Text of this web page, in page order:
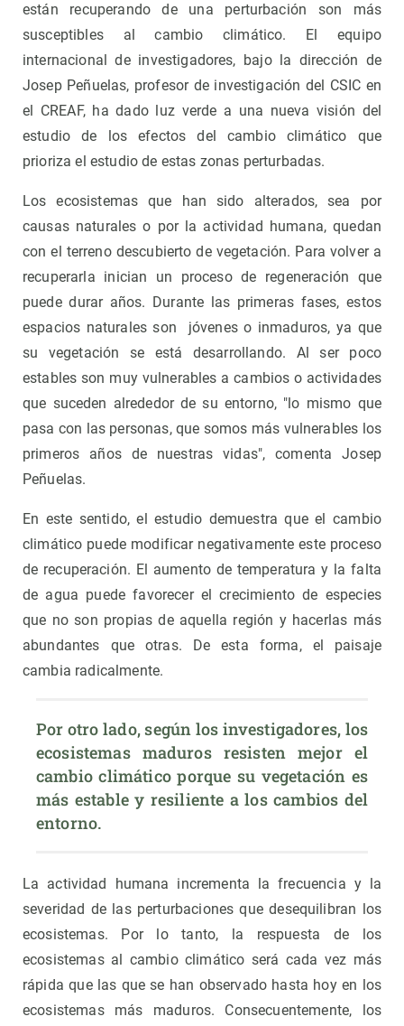
están recuperando de una perturbación son más
susceptibles al cambio climático. El equipo
internacional de investigadores, bajo la dirección de
Josep Peñuelas, profesor de investigación del CSIC en
el CREAF, ha dado luz verde a una nueva visión del
estudio de los efectos del cambio climático que
prioriza el estudio de estas zonas perturbadas.
Los ecosistemas que han sido alterados, sea por
causas naturales o por la actividad humana, quedan
con el terreno descubierto de vegetación. Para volver a
recuperarla inician un proceso de regeneración que
puede durar años. Durante las primeras fases, estos
espacios naturales son jóvenes o inmaduros, ya que
su vegetación se está desarrollando. Al ser poco
estables son muy vulnerables a cambios o actividades
que suceden alrededor de su entorno, "lo mismo que
pasa con las personas, que somos más vulnerables los
primeros años de nuestras vidas", comenta Josep
Peñuelas.
En este sentido, el estudio demuestra que el cambio
climático puede modificar negativamente este proceso
de recuperación. El aumento de temperatura y la falta
de agua puede favorecer el crecimiento de especies
que no son propias de aquella región y hacerlas más
abundantes que otras. De esta forma, el paisaje
cambia radicalmente.
Por otro lado, según los investigadores, los
ecosistemas maduros resisten mejor el
cambio climático porque su vegetación es
más estable y resiliente a los cambios del
entorno.
La actividad humana incrementa la frecuencia y la
severidad de las perturbaciones que desequilibran los
ecosistemas. Por lo tanto, la respuesta de los
ecosistemas al cambio climático será cada vez más
rápida que las que se han observado hasta hoy en los
ecosistemas más maduros. Consecuentemente, los